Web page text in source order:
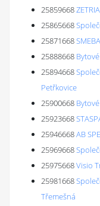
25859668
25865668
25871668
25888668
25894668
Petřkovice
25900668
25923668
25946668AB
25969668
25975668Visio
25981668
Třemešná